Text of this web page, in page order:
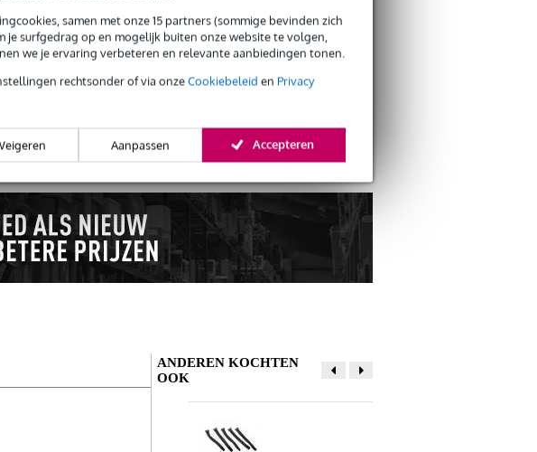
samen met onze 15 partners (sommige bevinden zich
je surfgedrag op en mogelijk buiten onze website te volgen,
we je ervaring verbeteren en relevante aanbiedingen tonen.
rechtsonder of via onzeCookiebeleid en Privacy
Aanpassen Accepteren
Schrijf zelf een review
ANDEREN KOCHTEN
OOK